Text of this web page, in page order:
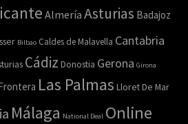
Almería Asturias Badajoz
Bilbao Caldes de Malavella Cantabria
Cádiz Donostia Gerona Girona
Las Palmas Lloret De Mar
Málaga National Deal Online